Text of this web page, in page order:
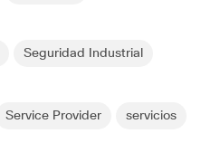
Seguridad Industrial
Service Provider servicios